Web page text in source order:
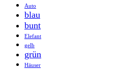
Auto
blau
bunt
Elefant
gelb
grün
Häuser